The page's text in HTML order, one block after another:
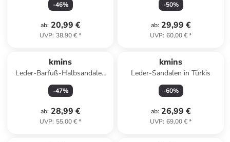
-46%
ab: 20,99 €
UVP: 38,90 €*
-50%
ab: 29,99 €
UVP: 60,00 €*
kmins
Leder-Barfuß-Halbsandalen
in Grün
-47%
ab: 28,99 €
UVP: 55,00 €*
kmins
Leder-Sandalen in Türkis
-60%
ab: 26,99 €
UVP: 69,00 €*